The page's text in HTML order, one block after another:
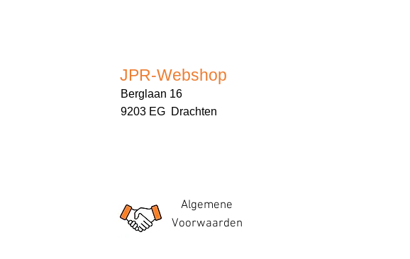
JPR-Webshop
Berglaan 16
9203 EG Drachten
Algemene
Voorwaarden